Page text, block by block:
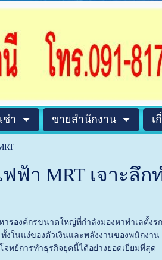
ช่า ขายสำนักงาน เ
ฟ้า MRT เจาะลึ
รองค์กรขนาดใหญ่ที่กำลังมองหาทำเลตั้
ในแง่ของตัวเงินและพลังงานของพนักงาน
ทย์การทำธุรกิจยุคนี้ได้อย่างยอดเยี่ยมที่สุด